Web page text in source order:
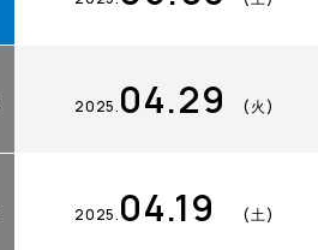
2025.04.29 (火)
2025.04.19 (土)